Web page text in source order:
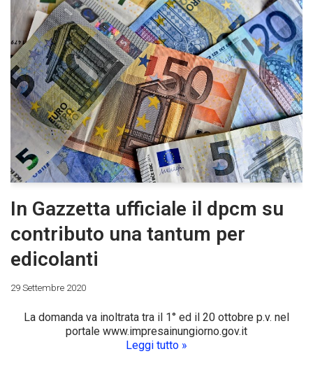
In Gazzetta ufficiale il dpcm su
contributo una tantum per
edicolanti
29 Settembre 2020
La domanda va inoltrata tra il 1° ed il 20 ottobre p.v. nel
portale www.impresainungiorno.gov.it
Leggi tutto »